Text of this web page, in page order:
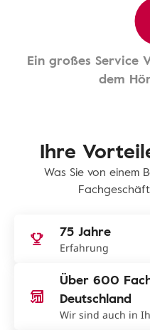
Ein großes Service
dem
Ihre
Was Sie von einem
75 Jahre
Erfahrung
Über 600
Deutschland
Wir sind auch in